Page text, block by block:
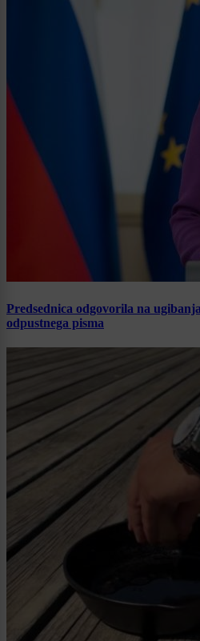
Predsednica odgovorila na
odpustnega pisma